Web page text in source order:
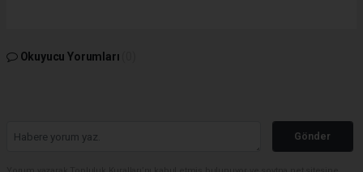
Okuyucu Yorumları
Gönder